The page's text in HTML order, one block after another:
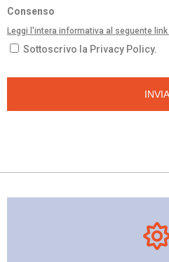
Consenso
Leggi l'intera informativa al seguente link
Sottoscrivo la Privacy Policy.